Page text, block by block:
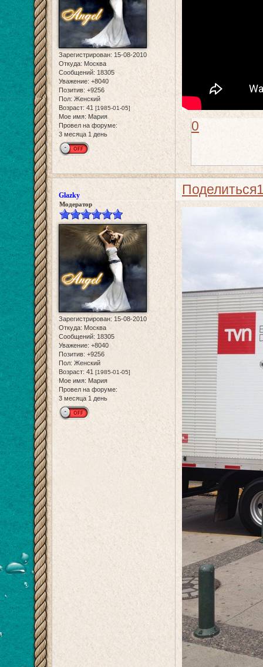
Зарегистрирован: 15-08-2010
Откуда: Москва
Сообщений: 18305
Уважение: +8040
Позитив: +9256
Пол: Женский
Возраст: 41[1985-01-05]
Мое имя: Мария
Провел на форуме:
3 месяца 1 день
0
Поделиться
Glazky
Модератор
Зарегистрирован: 15-08-2010
Откуда: Москва
Сообщений: 18305
Уважение: +8040
Позитив: +9256
Пол: Женский
Возраст: 41 [1985-01-05]
Мое имя: Мария
Провел на форуме:
3 месяца 1 день